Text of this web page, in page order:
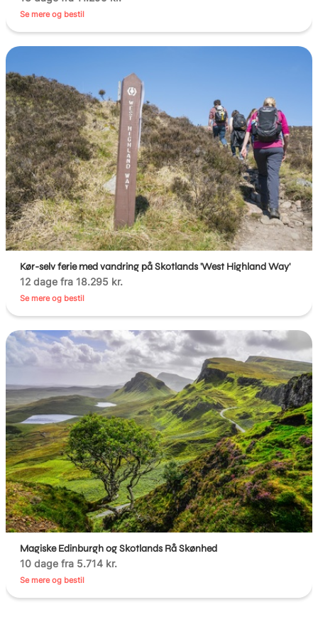
Se mere og bestil
Kør-selv ferie med vandring på Skotlands 'West Highland Way'
12 dage fra 18.295 kr.
Se mere og bestil
Magiske Edinburgh og Skotlands Rå Skønhed
10 dage fra 5.714 kr.
Se mere og bestil